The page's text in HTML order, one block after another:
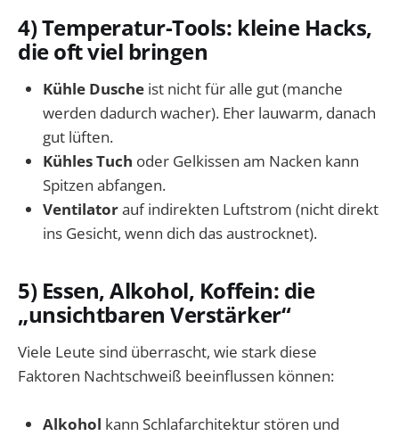
4) Temperatur-Tools: kleine Hacks,
die oft viel bringen
Kühle Dusche ist nicht für alle gut (manche
werden dadurch wacher). Eher lauwarm, danach
gut lüften.
Kühles Tuch oder Gelkissen am Nacken kann
Spitzen abfangen.
Ventilatorauf indirekten Luftstrom (nicht direkt
ins Gesicht, wenn dich das austrocknet).
5) Essen, Alkohol, Koffein: die
„unsichtbaren Verstärker“
Viele Leute sind überrascht, wie stark diese
Faktoren Nachtschweiß beeinflussen können:
Alkohol kann Schlafarchitektur stören und